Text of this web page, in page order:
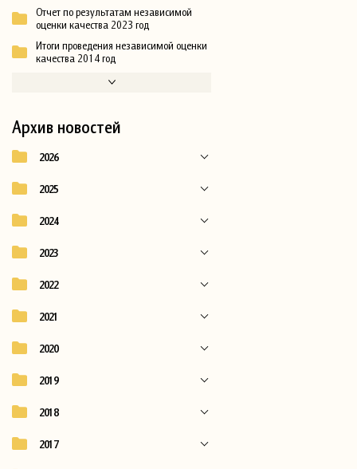
Отчет по результатам независимой
оценки качества 2023 год
Итоги проведения независимой оценки
качества 2014 год
Архив новостей
2026
2025
2024
2023
2022
2021
2020
2019
2018
2017